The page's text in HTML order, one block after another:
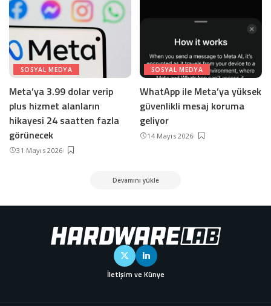
SOSYAL MEDYA
Meta’ya 3.99 dolar verip
plus hizmet alanların
hikayesi 24 saatten fazla
görünecek
31 Mayıs 2026
SOSYAL MEDYA
WhatApp ile Meta’ya yüksek
güvenlikli mesaj koruma
geliyor
14 Mayıs 2026
Devamını yükle
İletişim ve Künye